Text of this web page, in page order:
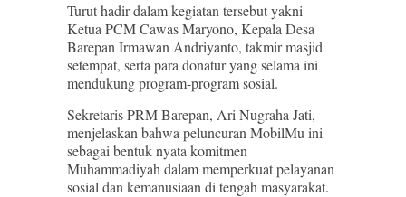
Turut hadir dalam kegiatan tersebut yakni
Ketua PCM Cawas Maryono, Kepala Desa
Barepan Irmawan Andriyanto, takmir masjid
setempat, serta para donatur yang selama ini
mendukung program-program sosial.
Sekretaris PRM Barepan, Ari Nugraha Jati,
menjelaskan bahwa peluncuran MobilMu ini
sebagai bentuk nyata komitmen
Muhammadiyah dalam memperkuat pelayanan
sosial dan kemanusiaan di tengah masyarakat.